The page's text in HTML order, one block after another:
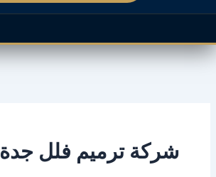
شركة ترميم فلل جدة